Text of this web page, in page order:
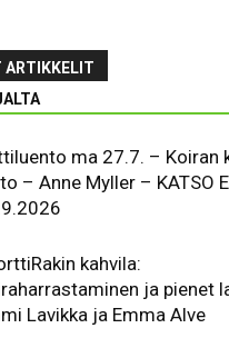
ARTIKKELIT
ma 27.7. – Koiran
– Anne Myller – KATSO
kahvila:
ja pienet
Lavikka ja Emma Alve